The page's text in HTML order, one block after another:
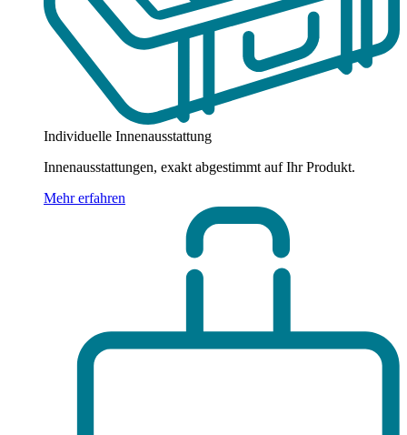
Individuelle Innenausstattung
Innenausstattungen, exakt abgestimmt auf Ihr Produkt.
Mehr erfahren